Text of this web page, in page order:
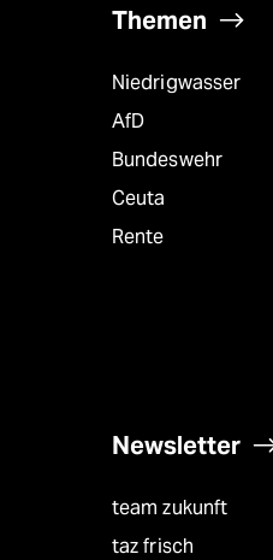
Themen
Niedrigwasser
AfD
Bundeswehr
Ceuta
Rente
Newsletter
team zukunft
taz frisch